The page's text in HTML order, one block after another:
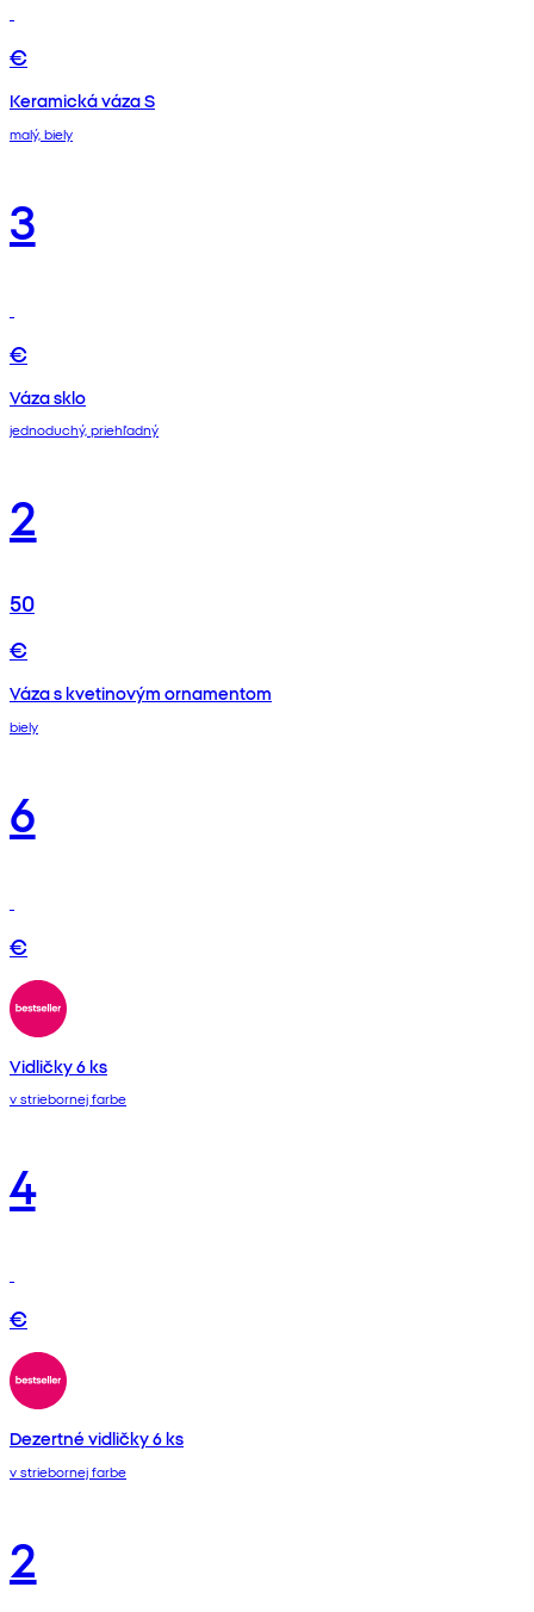
€
Keramická váza S
malý, biely
3
€
Váza sklo
jednoduchý, priehľadný
2
50
€
Váza s kvetinovým ornamentom
biely
6
€
Vidličky 6 ks
v striebornej farbe
4
€
Dezertné vidličky 6 ks
v striebornej farbe
2